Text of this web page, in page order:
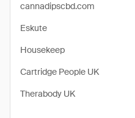
cannadipscbd.com
Eskute
Housekeep
Cartridge People UK
Therabody UK